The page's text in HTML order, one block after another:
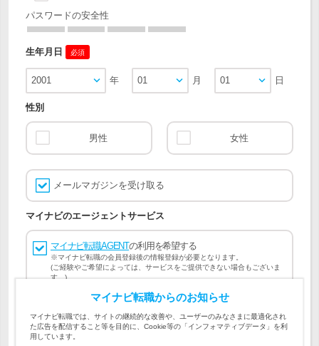
パスワードの安全性
生年月日 必須
2001 年 01 月 01 日
性別
男性 女性
メールマガジンを受け取る
マイナビのエージェントサービス
マイナビ転職AGENTの利用を希望する
※マイナビ転職の会員登録後の情報登録が必要となります。
(ご経験やご希望によっては、サービスをご提供できない場合もございま
す。)
会員登録には マイナビ転職 会員規約
マイナビ転職AGENT
会員規約、マイナビ転職AGENT 個人情報の取り扱い および
個人情報の取り扱い
マイナビ転職からのお知らせ
マイナビ転職では、サイトの継続的な改善や、ユーザーのみなさまに最適化され
た広告を配信すること等を目的に、Cookie等の「インフォマティブデータ」を利
用しています。